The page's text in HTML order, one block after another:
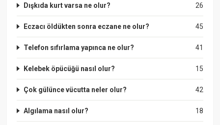
26
Dışkıda kurt varsa ne olur?
45
Eczacı öldükten sonra eczane ne olur?
41
Telefon sıfırlama yapınca ne olur?
15
Kelebek öpücüğü nasıl olur?
42
Çok gülünce vücutta neler olur?
18
Algılama nasıl olur?